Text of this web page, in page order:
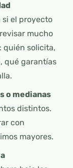
si el proyecto
mucho
quién solicita,
qué garantías
o medianas
distintos.
con
mayores.